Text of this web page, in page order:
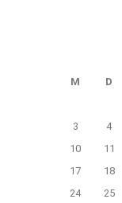
M D
3
4
10
11
17
18
24
25